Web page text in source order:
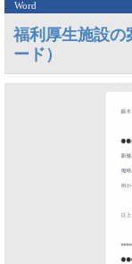
Word
福利厚生施設の
ード）